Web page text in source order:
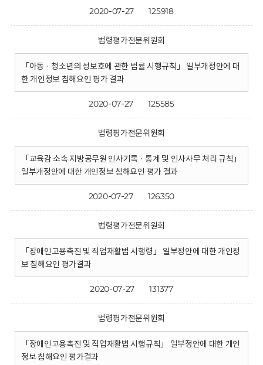
2020-07-27 125918
법령평가전문위원회
「아동 · 청소년의 성보호에 관한 법률 시행규칙」 일부개정안에 대
한 개인정보 침해요인 평가 결과
2020-07-27 125585
법령평가전문위원회
「교육감 소속 지방공무원 인사기록 · 통계 및 인사사무 처리 규칙」
일부개정안에 대한 개인정보 침해요인 평가 결과
2020-07-27 126350
법령평가전문위원회
「장애인고용촉진 및 직업재활법 시행령」 일부정안에 대한 개인정
보 침해요인 평가결과
2020-07-27 131377
법령평가전문위원회
「장애인고용촉진 및 직업재활법 시행규칙」 일부정안에 대한 개인
정보 침해요인 평가결과